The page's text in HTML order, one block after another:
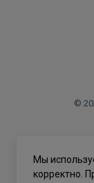
©
Мы
корректно.